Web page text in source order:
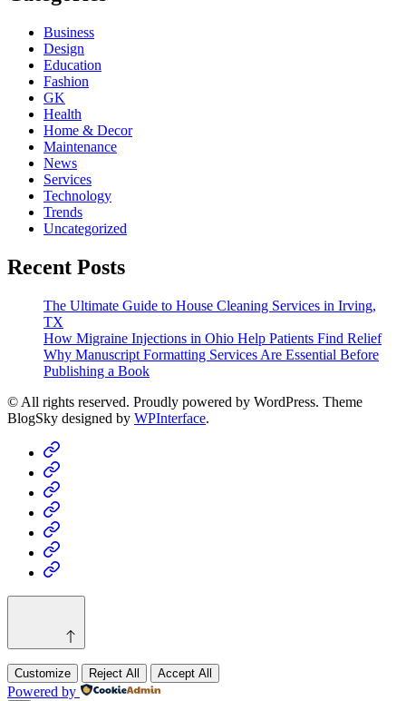
Business
Design
Education
Fashion
GK
Health
Home & Decor
Maintenance
News
Services
Technology
Trends
Uncategorized
Recent Posts
The Ultimate Guide to House Cleaning Services in Irving,
TX
How Migraine Injections in Ohio Help Patients Find Relief
Why Manuscript Formatting Services Are Essential Before
Publishing a Book
© All rights reserved. Proudly powered by WordPress. Theme
BlogSky designed by WPInterface.
Home
Business
Fashion
Business
Health
Home
&
Decor
Technology
Customize Reject All Accept All
Powered by